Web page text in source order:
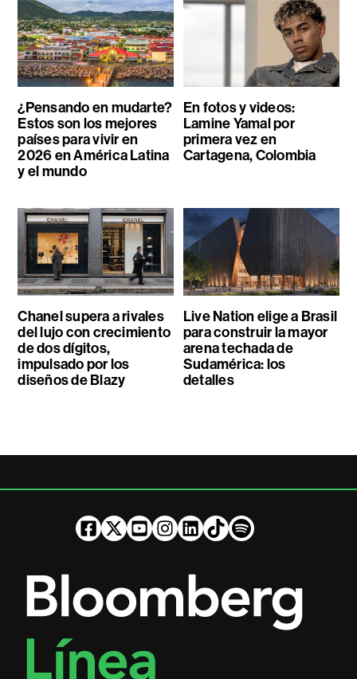
¿Pensando en mudarte?
Estos son los mejores
países para vivir en
2026 en América Latina
y el mundo
En fotos y videos:
Lamine Yamal por
primera vez en
Cartagena, Colombia
Chanel supera a rivales
del lujo con crecimiento
de dos dígitos,
impulsado por los
diseños de Blazy
Live Nation elige a Brasil
para construir la mayor
arena techada de
Sudamérica: los
detalles